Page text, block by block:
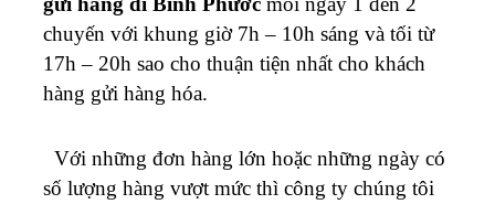
chuyến với khung giờ 7h – 10h sáng và tối từ
17h – 20h sao cho thuận tiện nhất cho khách
hàng gửi hàng hóa.
Với những đơn hàng lớn hoặc những ngày có
số lượng hàng vượt mức thì công ty chúng tôi